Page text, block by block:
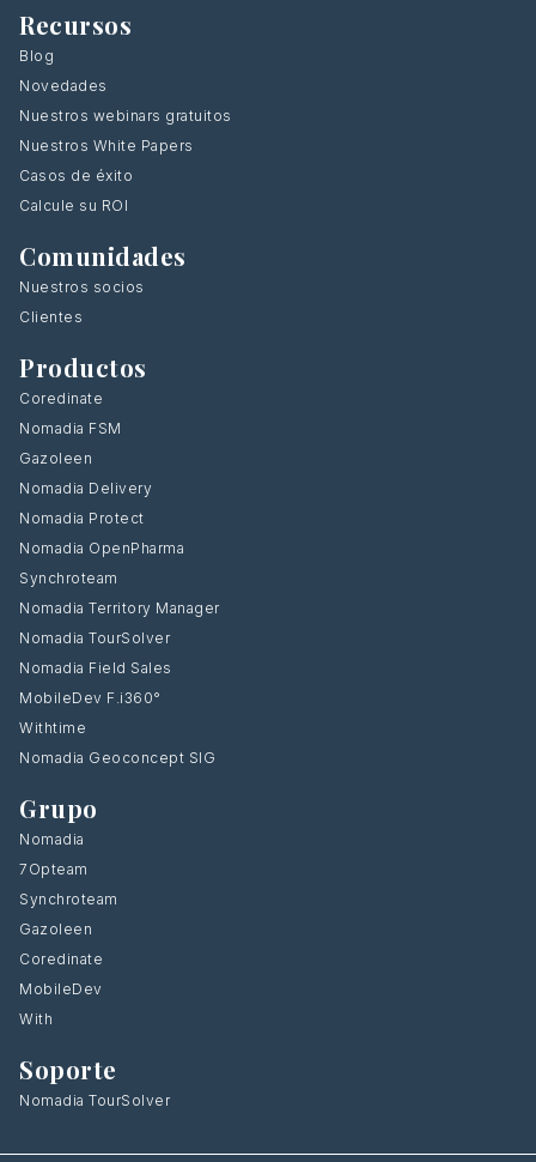
Recursos
Blog
Novedades
Nuestros webinars gratuitos
Nuestros White Papers
Casos de éxito
Calcule su ROI
Comunidades
Nuestros socios
Clientes
Productos
Coredinate
Nomadia FSM
Gazoleen
Nomadia Delivery
Nomadia Protect
Nomadia OpenPharma
Synchroteam
Nomadia Territory Manager
Nomadia TourSolver
Nomadia Field Sales
MobileDev F.i360°
Withtime
Nomadia Geoconcept SIG
Grupo
Nomadia
7Opteam
Synchroteam
Gazoleen
Coredinate
MobileDev
With
Soporte
Nomadia TourSolver